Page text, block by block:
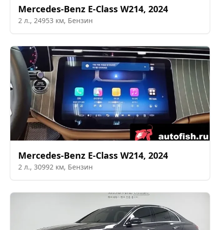
Mercedes-Benz E-Class W214, 2024
2 л., 24953 км, Бензин
Mercedes-Benz E-Class W214, 2024
2 л., 30992 км, Бензин